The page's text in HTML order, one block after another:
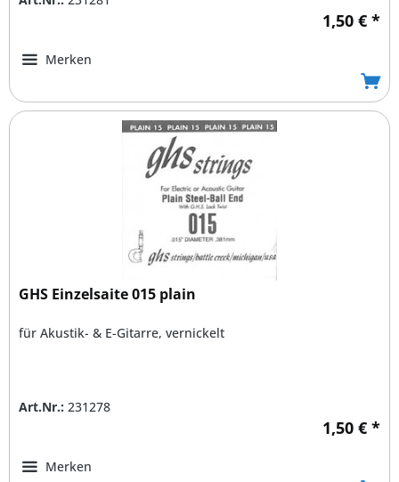
1,50 € *
Merken
GHS Einzelsaite 015 plain
für Akustik- & E-Gitarre, vernickelt
Art.Nr.: 231278
1,50 € *
Merken